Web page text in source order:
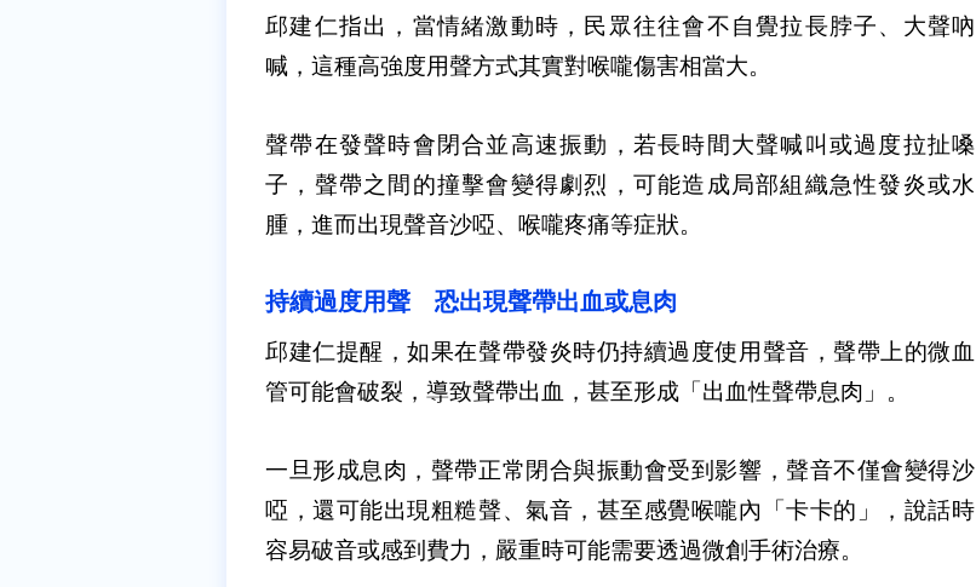
邱建仁指出，當情緒激動時，民眾往往會不自覺拉長脖子、大聲吶
喊，這種高強度用聲方式其實對喉嚨傷害相當大。
聲帶在發聲時會閉合並高速振動，若長時間大聲喊叫或過度拉扯嗓
子，聲帶之間的撞擊會變得劇烈，可能造成局部組織急性發炎或水
腫，進而出現聲音沙啞、喉嚨疼痛等症狀。
持續過度用聲 恐出現聲帶出血或息肉
邱建仁提醒，如果在聲帶發炎時仍持續過度使用聲音，聲帶上的微血
管可能會破裂，導致聲帶出血，甚至形成「出血性聲帶息肉」。
一旦形成息肉，聲帶正常閉合與振動會受到影響，聲音不僅會變得沙
啞，還可能出現粗糙聲、氣音，甚至感覺喉嚨內「卡卡的」，說話時
容易破音或感到費力，嚴重時可能需要透過微創手術治療。